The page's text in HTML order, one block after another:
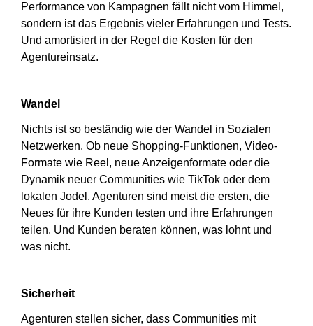
Performance von Kampagnen fällt nicht vom Himmel,
sondern ist das Ergebnis vieler Erfahrungen und Tests.
Und amortisiert in der Regel die Kosten für den
Agentureinsatz.
Wandel
Nichts ist so beständig wie der Wandel in Sozialen
Netzwerken. Ob neue Shopping-Funktionen, Video-
Formate wie Reel, neue Anzeigenformate oder die
Dynamik neuer Communities wie TikTok oder dem
lokalen Jodel. Agenturen sind meist die ersten, die
Neues für ihre Kunden testen und ihre Erfahrungen
teilen. Und Kunden beraten können, was lohnt und
was nicht.
Sicherheit
Agenturen stellen sicher, dass Communities mit